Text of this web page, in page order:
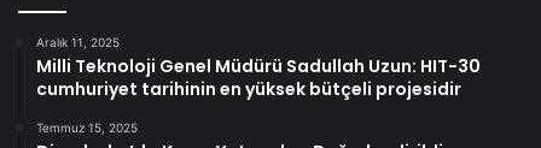
Aralık 11, 2025
Milli Teknoloji Genel Müdürü Sadullah Uzun: HIT-30
cumhuriyet tarihinin en yüksek bütçeli projesidir
Temmuz 15, 2025